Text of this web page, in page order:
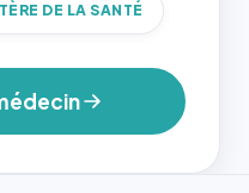
DE LA SANTÉ